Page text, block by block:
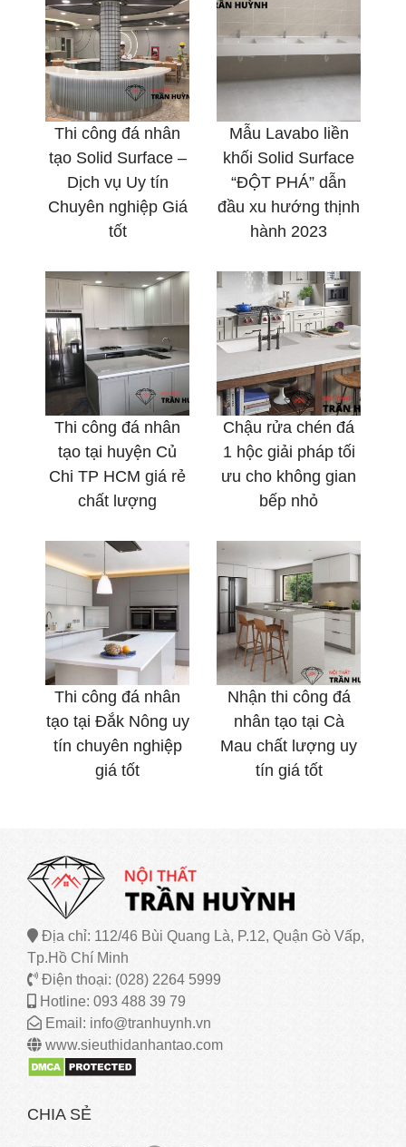
Thi công đá nhân
tạo Solid Surface –
Dịch vụ Uy tín
Chuyên nghiệp Giá
tốt
Mẫu Lavabo liền
khối Solid Surface
“ĐỘT PHÁ” dẫn
đầu xu hướng thịnh
hành 2023
Thi công đá nhân
tạo tại huyện Củ
Chi TP HCM giá rẻ
chất lượng
Chậu rửa chén đá
1 hộc giải pháp tối
ưu cho không gian
bếp nhỏ
Thi công đá nhân
tạo tại Đắk Nông uy
tín chuyên nghiệp
giá tốt
Nhận thi công đá
nhân tạo tại Cà
Mau chất lượng uy
tín giá tốt
Địa chỉ: 112/46 Bùi Quang Là, P.12, Quận Gò Vấp,
Tp.Hồ Chí Minh
Điện thoại: (028) 2264 5999
Hotline: 093 488 39 79
Email: info@tranhuynh.vn
www.sieuthidanhantao.com
CHIA SẺ